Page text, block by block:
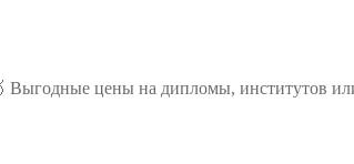
цены на дипломы, институтов